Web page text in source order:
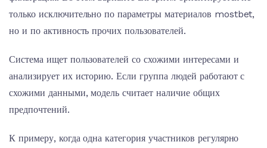
только исключительно по параметры материалов mostbet,
но и по активность прочих пользователей.
Система ищет пользователей со схожими интересами и
анализирует их историю. Если группа людей работают с
схожими данными, модель считает наличие общих
предпочтений.
К примеру, когда одна категория участников регулярно